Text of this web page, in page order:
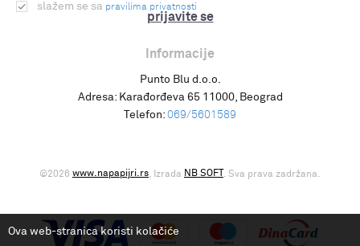
prijavite se
slažem se sa pravilima privatnosti
Informacije
Punto Blu d.o.o.
Adresa: Karađorđeva 65 11000, Beograd
Telefon: 069/5601589
©2026 www.napapijri.rs, Izrada NB SOFT . Sva prava zadržana.
Ova web-stranica koristi kolačiće